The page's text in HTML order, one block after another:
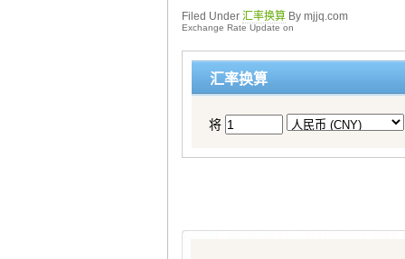
Filed Under 汇率换算 By mjjq.com
Exchange Rate Update on
汇率换算
将